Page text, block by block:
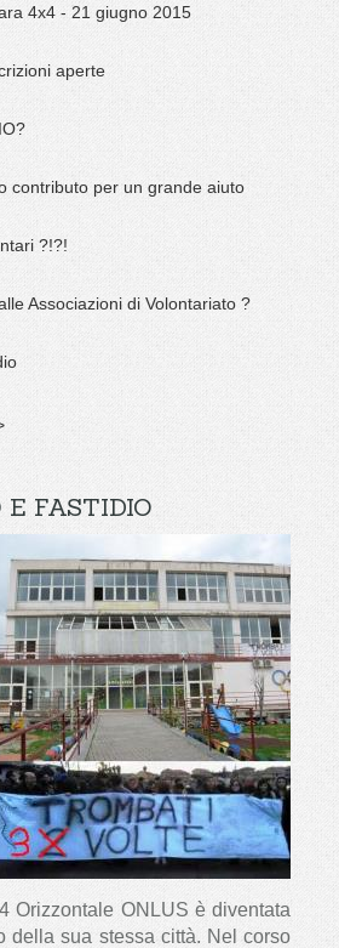
4x4 - 21 giugno 2015
aperte
contributo per un grande aiuto
?!?!
Associazioni di Volontariato ?
E FASTIDIO
Orizzontale ONLUS è diventata
della sua stessa città. Nel corso